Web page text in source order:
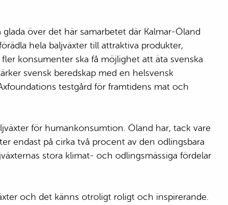
över det här samarbetet där Kalmar-Öland
hela baljväxter till attraktiva produkter,
konsumenter ska få möjlighet att äta svenska
svensk beredskap med en helsvensk
testgård för framtidens mat och
för humankonsumtion. Öland har, tack vare
endast på cirka två procent av den odlingsbara
stora klimat- och odlingsmässiga fördelar
och det känns otroligt roligt och inspirerande.